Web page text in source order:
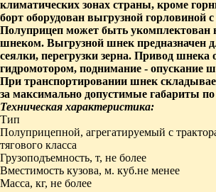
климатических зонах страны, кроме
борт оборудован выгрузной горловиной с
Полуприцеп может быть
шнеком. Выгрузной шнек предназначен
сеялки, перегрузки зерна. Привод шнека
гидромотором, поднимание - опускание
При транспортировании шнек
за максимально допустимые габариты
Техническая характеристика:
Тип
Полуприцепной, агрегатируемый с
тягового класса
Грузоподъемность, т, не более
Вместимость кузова, м. куб.не менее
Масса, кг, не более